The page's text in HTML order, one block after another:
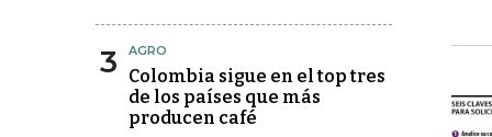
3 AGRO
Colombia sigue en el top tres
de los países que más
producen café